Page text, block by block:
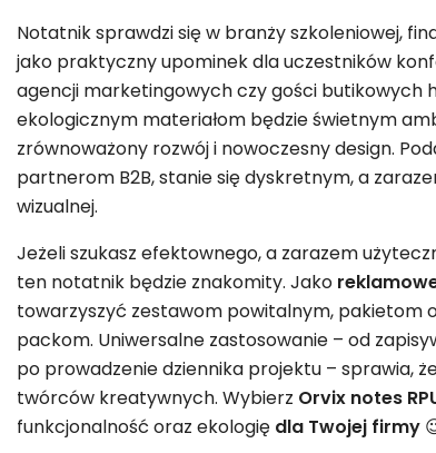
Notatnik sprawdzi się w branży szkoleniowej,
jako praktyczny upominek dla uczestników
agencji marketingowych czy gości butikowych
ekologicznym materiałom będzie świetnym
zrównoważony rozwój i nowoczesny design.
partnerom B2B, stanie się dyskretnym, a
wizualnej.
Jeżeli szukasz efektownego, a zarazem
ten notatnik będzie znakomity. Jako
towarzyszyć zestawom powitalnym,
packom. Uniwersalne zastosowanie – od
po prowadzenie dziennika projektu – sprawia,
twórców kreatywnych. Wybierz Orvix notes
funkcjonalność oraz ekologię dla Twojej firmy